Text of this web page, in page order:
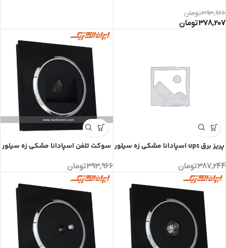
393,966تومان
378,207تومان
پریز برق ups اسپادانا مشکی زه سیلور
387,244تومان
سوکت تلفن اسپادانا مشکی زه سیلور
393,966تومان